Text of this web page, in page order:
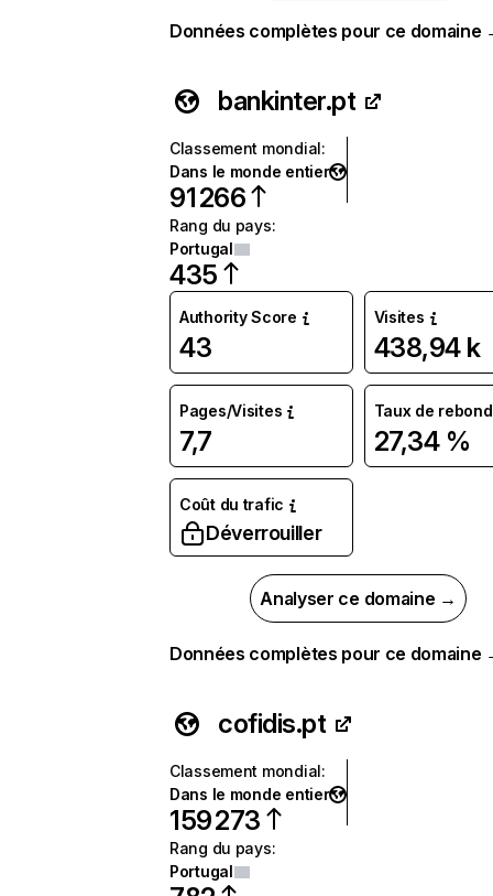
Données complètes pour ce domaine
bankinter.pt
Classement mondial:
Dans le monde entier
91 266
Rang du pays:
Portugal
435
Authority Score
43
Visites
438,94 k
Pages/Visites
7,7
Taux de rebond
27,34 %
Coût du trafic
Déverrouiller
Analyser ce domaine →
Données complètes pour ce domaine
cofidis.pt
Classement mondial:
Dans le monde entier
159 273
Rang du pays:
Portugal